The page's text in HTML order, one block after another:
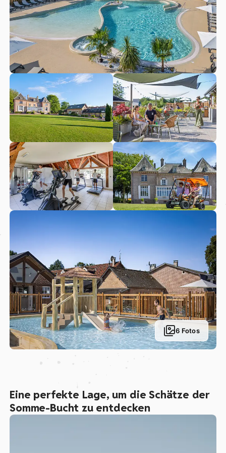
Marquenterre, um die reiche Tier- und Pflanzenwelt zu
beobachten, die er beherbergt! Und schließlich:Gönnen
Sie
sich den ultimativen Nervenkitzel beim Strandsegeln an
den Stränden von Fort Mahon!
6 Fotos
Eine perfekte Lage, um die Schätze der
Somme-Bucht zu entdecken